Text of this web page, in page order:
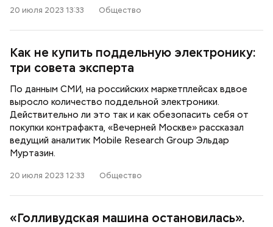
20 июля 2023 13:33 Общество
Как не купить поддельную электронику:
три совета эксперта
По данным СМИ, на российских маркетплейсах вдвое
выросло количество поддельной электроники.
Действительно ли это так и как обезопасить себя от
покупки контрафакта, «Вечерней Москве» рассказал
ведущий аналитик Mobile Research Group Эльдар
Муртазин.
20 июля 2023 12:33 Общество
«Голливудская машина остановилась».